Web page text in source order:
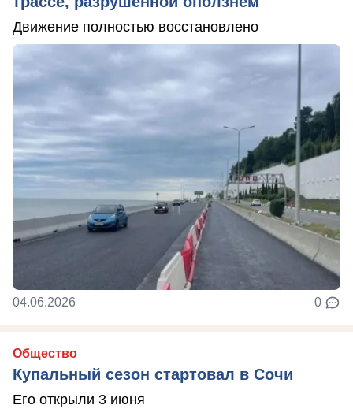
Движение полностью восстановлено
04.06.2026 0
Общество
Купальный сезон стартовал в Сочи
Его открыли 3 июня